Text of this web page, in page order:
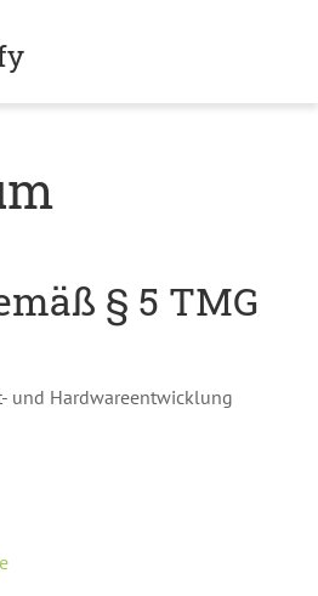
§ 5 TMG
und Hardwareentwicklung